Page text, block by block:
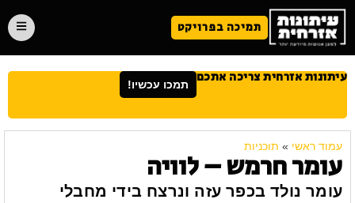
תמיכה בפרויקט
עיתונות אזרחית צריכה אתכם תמכו עכשיו!
עמוד ראשי » תוכניות
עומר חרמש – לוויה
עומר נולד בכפר עזה ונרצח בידי מחבלי